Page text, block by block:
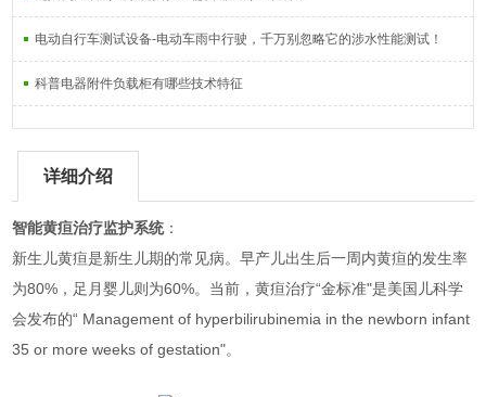
电动自行车测试设备-电动车雨中行驶，千万别忽略它的涉水性能测试！
科普电器附件负载柜有哪些技术特征
详细介绍
智能黄疸治疗监护系统：
新生儿黄疸是新生儿期的常见病。早产儿出生后一周内黄疸的发生率
为80%，足月婴儿则为60%。当前，黄疸治疗“金标准"是美国儿科学
会发布的“ Management of hyperbilirubinemia in the newborn infant
35 or more weeks of gestation"。